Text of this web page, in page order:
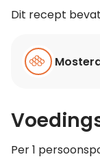
Dit recept
Per 1